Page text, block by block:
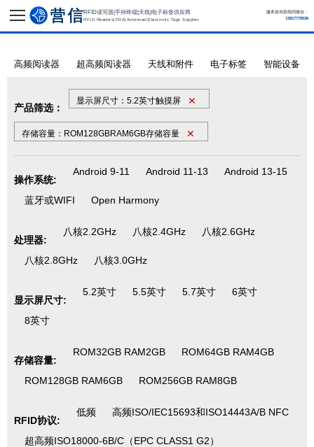
RFID读写器|手持终端|天线|电子标签供应商
RFID Readers|PDA|Antennas|Electronic Tags Supplier
服务咨询直线同微信：
13817779536
高频阅读器 超高频阅读器 天线和附件 电子标签 智能设备
产品筛选：
显示屏尺寸：5.2英寸触摸屏 ✕
存储容量：ROM128GBRAM6GB存储容量 ✕
操作系统:
Android 9-11 Android 11-13 Android 13-15
蓝牙或WIFI Open Harmony
处理器:
八核2.2GHz 八核2.4GHz 八核2.6GHz
八核2.8GHz 八核3.0GHz
显示屏尺寸:
5.2英寸 5.5英寸 5.7英寸 6英寸
8英寸
存储容量:
ROM32GB RAM2GB ROM64GB RAM4GB
ROM128GB RAM6GB ROM256GB RAM8GB
RFID协议:
低频 高频ISO/IEC15693和ISO14443A/B NFC
超高频ISO18000-6B/C（EPC CLASS1 G2）